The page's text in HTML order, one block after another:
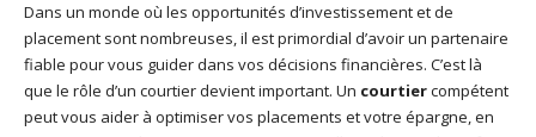
Dans un monde où les opportunités d’investissement et de
placement sont nombreuses, il est primordial d’avoir un partenaire
fiable pour vous guider dans vos décisions financières. C’est là
que le rôle d’un courtier devient important. Un courtiercompétent
peut vous aider à optimiser vos placements et votre épargne, en